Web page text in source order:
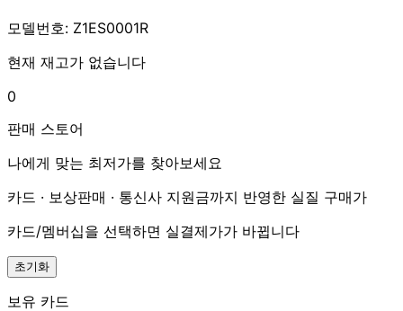
모델번호: Z1ES0001R
현재 재고가 없습니다
0
판매 스토어
나에게 맞는 최저가를 찾아보세요
카드 · 보상판매 · 통신사 지원금까지 반영한 실질 구매가
카드/멤버십을 선택하면 실결제가가 바뀝니다
초기화
보유 카드